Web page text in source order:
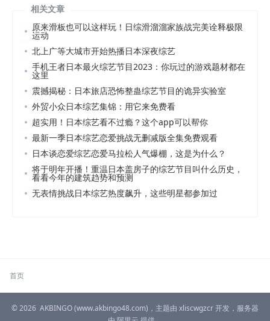
相关文章
原来滑板也可以这样玩！日综滑溜溜家族战完美诠释极限
运动
北上广等大城市开始热播日本深夜综艺
手机王者日本最火综艺节目2023：你玩过的游戏题材都在
这里
震撼揭秘：日本旅店恐怖整蛊综艺节目的诡异实验室
外贸小众日本综艺集锦：用它来免费看
超实用！日本综艺看不过瘾？这个app可以帮你
最新一季日本综艺恋爱挑战无删减版全集免费观看
日本谈恋爱综艺恋爱马拉松人气爆棚，这是为什么？
将于明年开播！重温日本盖房子的综艺节目叫什么历史，
看看今年的建筑趋势和预测
无表情挑战日本综艺热度飙升，这些明星都参加过
首页
© 2026 AKBINGO(www.akbingo48.com)，主题由 xliscwgzcr开发，服务器